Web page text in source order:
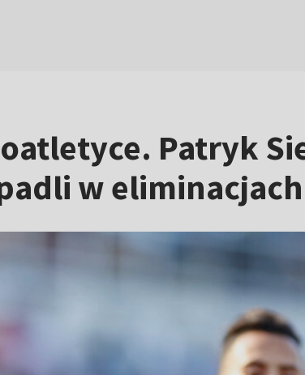
Patryk
w